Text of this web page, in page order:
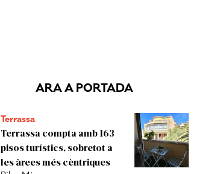
ARA A PORTADA
Terrassa
Terrassa compta amb 163
pisos turístics, sobretot a
les àrees més cèntriques